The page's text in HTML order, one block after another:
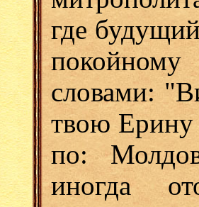
где
словами:
твою
по:
иногда